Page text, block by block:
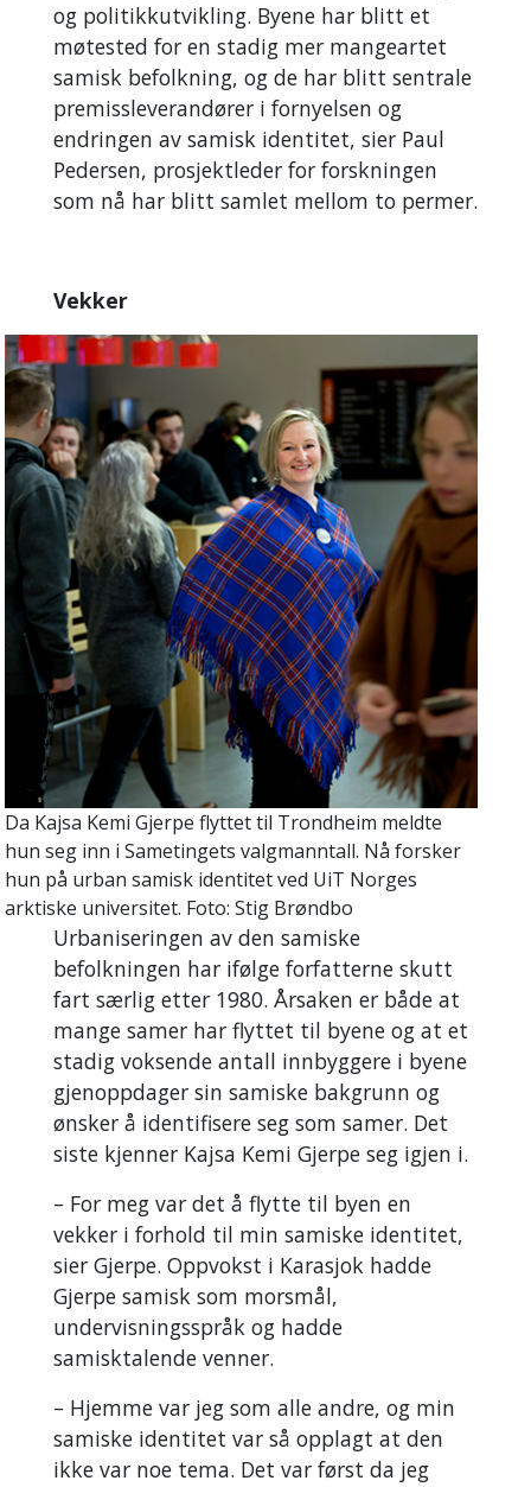
og politikkutvikling. Byene har blitt et
møtested for en stadig mer mangeartet
samisk befolkning, og de har blitt sentrale
premissleverandører i fornyelsen og
endringen av samisk identitet, sier Paul
Pedersen, prosjektleder for forskningen
som nå har blitt samlet mellom to permer.
Vekker
Da Kajsa Kemi Gjerpe flyttet til Trondheim meldte
hun seg inn i Sametingets valgmanntall. Nå forsker
hun på urban samisk identitet ved UiT Norges
arktiske universitet. Foto: Stig Brøndbo
Urbaniseringen av den samiske
befolkningen har ifølge forfatterne skutt
fart særlig etter 1980. Årsaken er både at
mange samer har flyttet til byene og at et
stadig voksende antall innbyggere i byene
gjenoppdager sin samiske bakgrunn og
ønsker å identifisere seg som samer. Det
siste kjenner Kajsa Kemi Gjerpe seg igjen i.
– For meg var det å flytte til byen en
vekker i forhold til min samiske identitet,
sier Gjerpe. Oppvokst i Karasjok hadde
Gjerpe samisk som morsmål,
undervisningsspråk og hadde
samisktalende venner.
– Hjemme var jeg som alle andre, og min
samiske identitet var så opplagt at den
ikke var noe tema. Det var først da jeg